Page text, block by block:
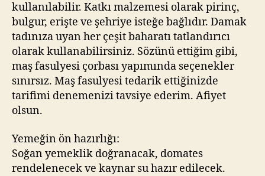
kullanılabilir. Katkı malzemesi olarak pirinç,
bulgur, erişte ve şehriye isteğe bağlıdır. Damak
tadınıza uyan her çeşit baharatı tatlandırıcı
olarak kullanabilirsiniz. Sözünü ettiğim gibi,
maş fasulyesi çorbası yapımında seçenekler
sınırsız. Maş fasulyesi tedarik ettiğinizde
tarifimi denemenizi tavsiye ederim. Afiyet
olsun.
Yemeğin ön hazırlığı:
Soğan yemeklik doğranacak, domates
rendelenecek ve kaynar su hazır edilecek.